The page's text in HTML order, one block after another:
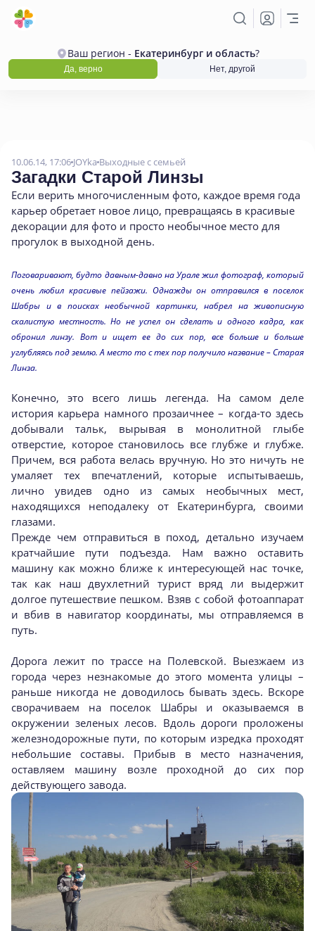
Ваш регион - Екатеринбург и область?
Да, верно Нет, другой
10.06.14, 17:06 JOYka Выходные с семьей
Загадки Старой Линзы
Если верить многочисленным фото, каждое время года
карьер обретает новое лицо, превращаясь в красивые
декорации для фото и просто необычное место для
прогулок в выходной день.
Поговаривают, будто давным-давно на Урале жил фотограф, который
очень любил красивые пейзажи. Однажды он отправился в поселок
Шабры и в поисках необычной картинки, набрел на живописную
скалистую местность. Но не успел он сделать и одного кадра, как
обронил линзу. Вот и ищет ее до сих пор, все больше и больше
углубляясь под землю. А место то с тех пор получило название – Старая
Линза.
Конечно, это всего лишь легенда. На самом деле
история карьера намного прозаичнее – когда-то здесь
добывали тальк, вырывая в монолитной глыбе
отверстие, которое становилось все глубже и глубже.
Причем, вся работа велась вручную. Но это ничуть не
умаляет тех впечатлений, которые испытываешь,
лично увидев одно из самых необычных мест,
находящихся неподалеку от Екатеринбурга, своими
глазами.
Прежде чем отправиться в поход, детально изучаем
кратчайшие пути подъезда. Нам важно оставить
машину как можно ближе к интересующей нас точке,
так как наш двухлетний турист вряд ли выдержит
долгое путешествие пешком. Взяв с собой фотоаппарат
и вбив в навигатор координаты, мы отправляемся в
путь.
Дорога лежит по трассе на Полевской. Выезжаем из
города через незнакомые до этого момента улицы –
раньше никогда не доводилось бывать здесь. Вскоре
сворачиваем на поселок Шабры и оказываемся в
окружении зеленых лесов. Вдоль дороги проложены
железнодорожные пути, по которым изредка проходят
небольшие составы. Прибыв в место назначения,
оставляем машину возле проходной до сих пор
действующего завода.